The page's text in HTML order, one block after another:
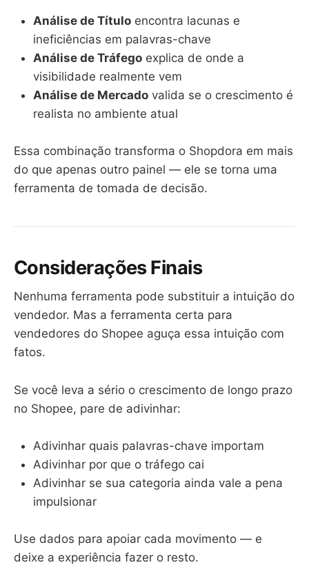
Análise de Título encontra lacunas e
ineficiências em palavras-chave
Análise de Tráfego explica de onde a
visibilidade realmente vem
Análise de Mercado valida se o crescimento é
realista no ambiente atual
Essa combinação transforma o Shopdora em mais
do que apenas outro painel — ele se torna uma
ferramenta de tomada de decisão.
Considerações Finais
Nenhuma ferramenta pode substituir a intuição do
vendedor. Mas a ferramenta certa para
vendedores do Shopee aguça essa intuição com
fatos.
Se você leva a sério o crescimento de longo prazo
no Shopee, pare de adivinhar:
Adivinhar quais palavras-chave importam
Adivinhar por que o tráfego cai
Adivinhar se sua categoria ainda vale a pena
impulsionar
Use dados para apoiar cada movimento — e
deixe a experiência fazer o resto.